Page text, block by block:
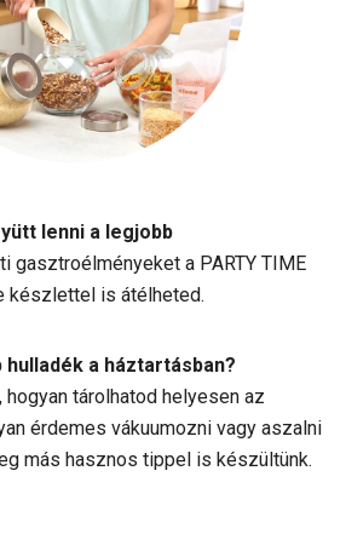
lenni a legjobb
gasztroélményeket a PARTY TIME
készlettel is átélheted.
hulladék a háztartásban?
hogyan tárolhatod helyesen az
érdemes vákuumozni vagy aszalni
más hasznos tippel is készültünk.